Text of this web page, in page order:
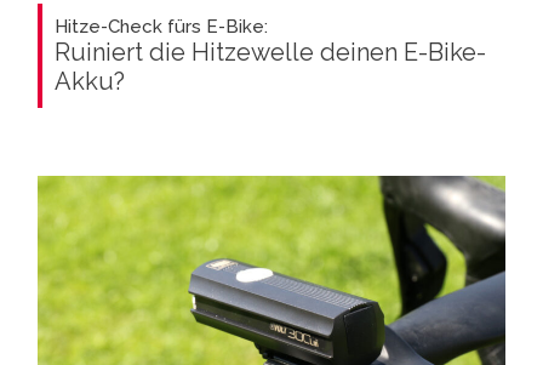
Hitze-Check fürs E-Bike:
Ruiniert die Hitzewelle deinen E-Bike-
Akku?